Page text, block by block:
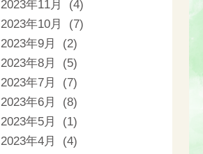
2023年11月 (4)
2023年10月 (7)
2023年9月 (2)
2023年8月 (5)
2023年7月 (7)
2023年6月 (8)
2023年5月 (1)
2023年4月 (4)